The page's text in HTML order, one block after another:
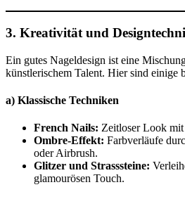
3. Kreativität und
Ein gutes Nageldesign ist eine
künstlerischem Talent. Hier sind einige
a) Klassische Techniken
French Nails: Zeitloser Look
Ombre-Effekt: Farbverläufe
oder Airbrush.
Glitzer und Strasssteine:
glamourösen Touch.